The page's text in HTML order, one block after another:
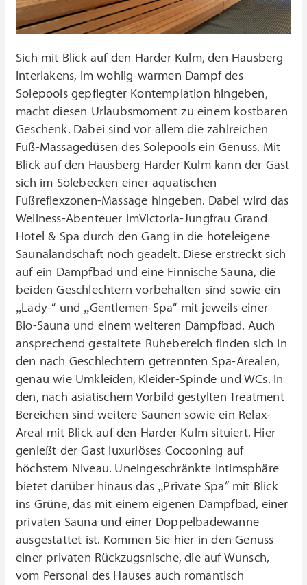
Sich mit Blick auf den Harder Kulm, den Hausberg
Interlakens, im wohlig-warmen Dampf des
Solepools gepflegter Kontemplation hingeben,
macht diesen Urlaubsmoment zu einem kostbaren
Geschenk. Dabei sind vor allem die zahlreichen
Fuß-Massagedüsen des Solepools ein Genuss. Mit
Blick auf den Hausberg Harder Kulm kann der Gast
sich im Solebecken einer aquatischen
Fußreflexzonen-Massage hingeben. Dabei wird das
Wellness-Abenteuer imVictoria-Jungfrau Grand
Hotel & Spa durch den Gang in die hoteleigene
Saunalandschaft noch geadelt. Diese erstreckt sich
auf ein Dampfbad und eine Finnische Sauna, die
beiden Geschlechtern vorbehalten sind sowie ein
„Lady-“ und „Gentlemen-Spa“ mit jeweils einer
Bio-Sauna und einem weiteren Dampfbad. Auch
ansprechend gestaltete Ruhebereich finden sich in
den nach Geschlechtern getrennten Spa-Arealen,
genau wie Umkleiden, Kleider-Spinde und WCs. In
den, nach asiatischem Vorbild gestylten Treatment
Bereichen sind weitere Saunen sowie ein Relax-
Areal mit Blick auf den Harder Kulm situiert. Hier
genießt der Gast luxuriöses Cocooning auf
höchstem Niveau. Uneingeschränkte Intimsphäre
bietet darüber hinaus das „Private Spa“ mit Blick
ins Grüne, das mit einem eigenen Dampfbad, einer
privaten Sauna und einer Doppelbadewanne
ausgestattet ist. Kommen Sie hier in den Genuss
einer privaten Rückzugsnische, die auf Wunsch,
vom Personal des Hauses auch romantisch